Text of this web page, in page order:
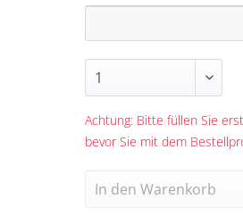
Achtung: Bitte füllen Sie
bevor Sie mit dem
In den Warenkorb